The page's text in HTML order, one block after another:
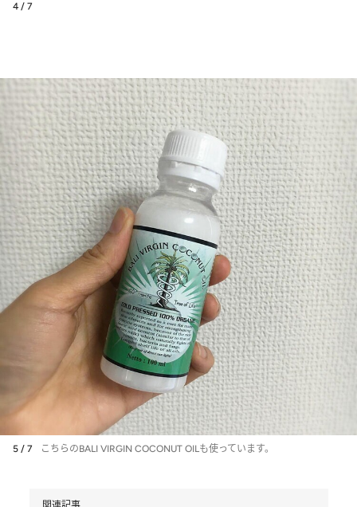
4 / 7
5 / 7 こちらのBALI VIRGIN COCONUT OILも使っています。